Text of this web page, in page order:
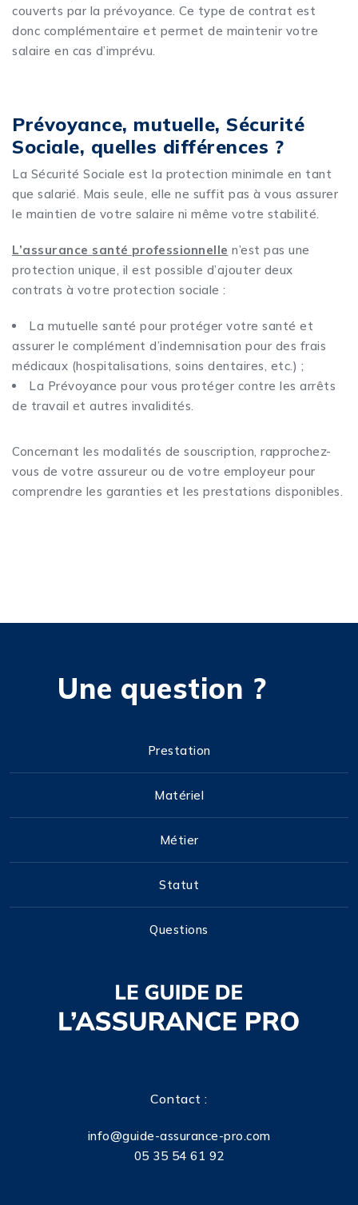
couverts par la prévoyance. Ce type de contrat est
donc complémentaire et permet de maintenir votre
salaire en cas d’imprévu.
Prévoyance, mutuelle, Sécurité
Sociale, quelles différences ?
La Sécurité Sociale est la protection minimale en tant
que salarié. Mais seule, elle ne suffit pas à vous assurer
le maintien de votre salaire ni même votre stabilité.
L’assurance santé professionnelle n’est pas une
protection unique, il est possible d’ajouter deux
contrats à votre protection sociale :
La mutuelle santé pour protéger votre santé et
assurer le complément d’indemnisation pour des frais
médicaux (hospitalisations, soins dentaires, etc.) ;
La Prévoyance pour vous protéger contre les arrêts
de travail et autres invalidités.
Concernant les modalités de souscription, rapprochez-
vous de votre assureur ou de votre employeur pour
comprendre les garanties et les prestations disponibles.
Une question ?
Prestation
Matériel
Métier
Statut
Questions
Contact :
info@guide-assurance-pro.com
05 35 54 61 92